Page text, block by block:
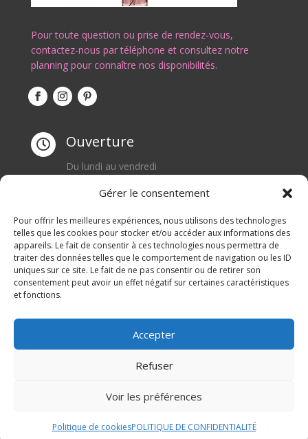
Gérer le consentement
Pour offrir les meilleures expériences, nous utilisons des technologies
telles que les cookies pour stocker et/ou accéder aux informations des
appareils. Le fait de consentir à ces technologies nous permettra de
traiter des données telles que le comportement de navigation ou les ID
uniques sur ce site. Le fait de ne pas consentir ou de retirer son
consentement peut avoir un effet négatif sur certaines caractéristiques
et fonctions.
Accepter
Refuser
Voir les préférences
Politique de cookiesPOLITIQUE DE CONFIDENTIALITÉ
Pour toute question ou prise de rendez-vous,
contactez-nous par téléphone et consultez notre
planning pour connaître nos disponibilités.
 Ouverture
Du lundi au vendredi
 Téléphone
0668550471
 Adresse
© M Development 2026–Mentions légales– Tous